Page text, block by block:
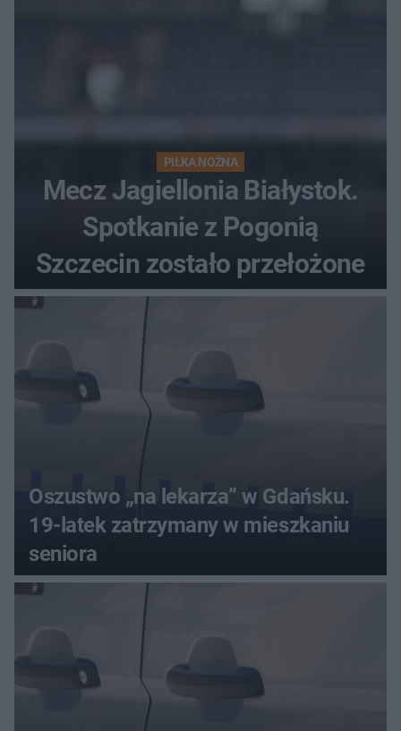
PIŁKA NOŻNA
Mecz Jagiellonia Białystok.
Spotkanie z Pogonią
Szczecin zostało przełożone
Oszustwo „na lekarza” w Gdańsku.
19-latek zatrzymany w mieszkaniu
seniora